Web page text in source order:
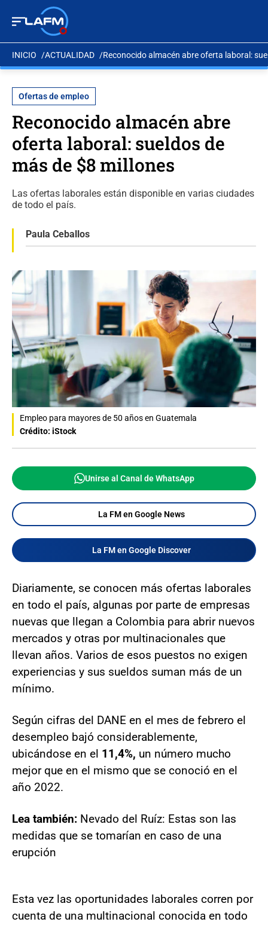
INICIO ACTUALIDAD Reconocido almacén abre oferta laboral:
Ofertas de empleo
Reconocido almacén abre
oferta laboral: sueldos de
más de $8 millones
Las ofertas laborales están disponible en varias ciudades
de todo el país.
Paula Ceballos
Empleo para mayores de 50 años en Guatemala
Crédito: iStock
Unirse al Canal de WhatsApp
La FM en Google News
La FM en Google Discover
Diariamente, se conocen más ofertas laborales
en todo el país, algunas por parte de empresas
nuevas que llegan a Colombia para abrir nuevos
mercados y otras por multinacionales que
llevan años. Varios de esos puestos no exigen
experiencias y sus sueldos suman más de un
mínimo.
Según cifras del DANE en el mes de febrero el
desempleo bajó considerablemente,
ubicándose en el 11,4%, un número mucho
mejor que en el mismo que se conoció en el
año 2022.
Lea también: Nevado del Ruíz: Estas son las
medidas que se tomarían en caso de una
erupción
Esta vez las oportunidades laborales corren por
cuenta de una multinacional conocida en todo